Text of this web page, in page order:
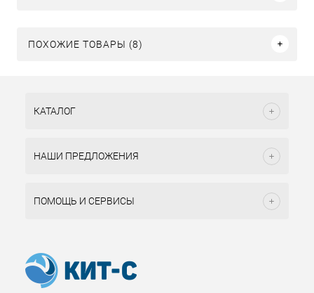
ПОХОЖИЕ ТОВАРЫ (8)
КАТАЛОГ
НАШИ ПРЕДЛОЖЕНИЯ
ПОМОЩЬ И СЕРВИСЫ